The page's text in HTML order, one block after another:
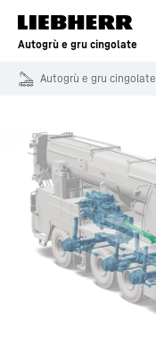
Autogrù e gru cingolate
Autogrù e gru cingolate